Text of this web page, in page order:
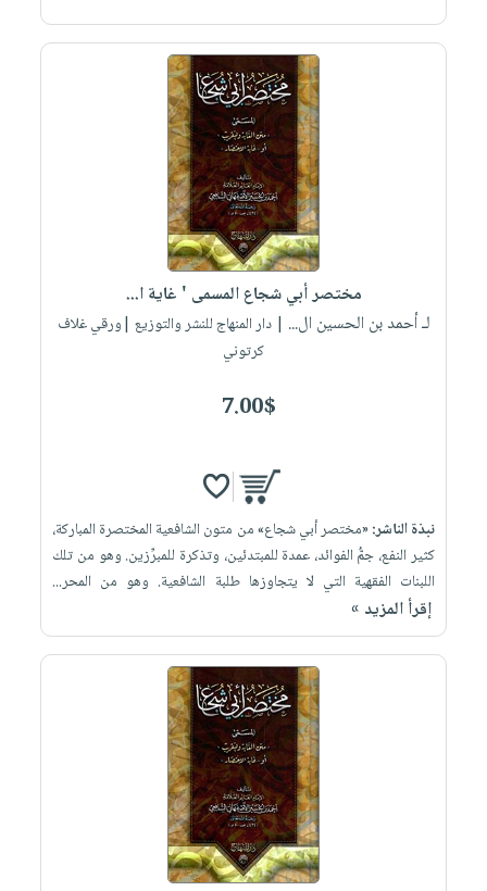
مختصر أبي شجاع المسمى ' غاية ا...
لـ أحمد بن الحسين ال... | دار المنهاج للنشر والتوزيع |ورقي غلاف
كرتوني
7.00$
نبذة الناشر: «مختصر أبي شجاع» من متون الشافعية المختصرة المباركة،
كثير النفع، جمُّ الفوائد، عمدة للمبتدئين، وتذكرة للمبرِّزين. وهو من تلك
اللبنات الفقهية التي لا يتجاوزها طلبة الشافعية. وهو من المحر...
إقرأ المزيد »